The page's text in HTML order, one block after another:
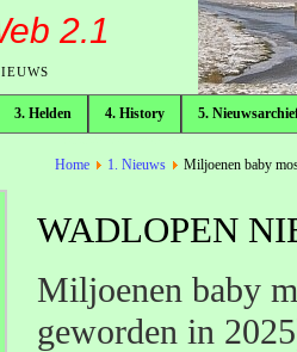
2.1
3. Helden 4. History 5.
broodkruimelpad
Home 1. Nieuws Miljoenen baby
WADLOPEN
Miljoenen baby
geworden in